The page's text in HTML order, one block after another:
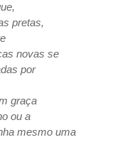
pretas,
novas se
por
graça
ou a
mesmo uma